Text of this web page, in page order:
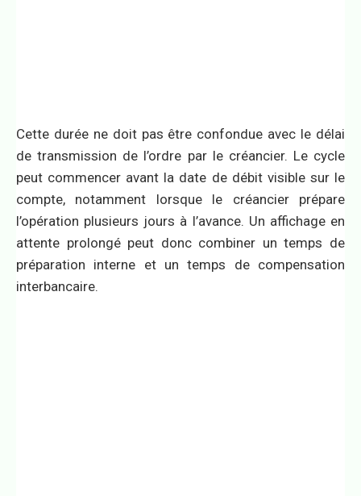
Cette durée ne doit pas être confondue avec le délai
de transmission de l’ordre par le créancier. Le cycle
peut commencer avant la date de débit visible sur le
compte, notamment lorsque le créancier prépare
l’opération plusieurs jours à l’avance. Un affichage en
attente prolongé peut donc combiner un temps de
préparation interne et un temps de compensation
interbancaire.